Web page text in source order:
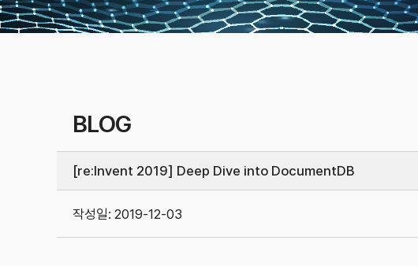
BLOG
[re:Invent 2019] Deep Dive into DocumentDB
작성일: 2019-12-03